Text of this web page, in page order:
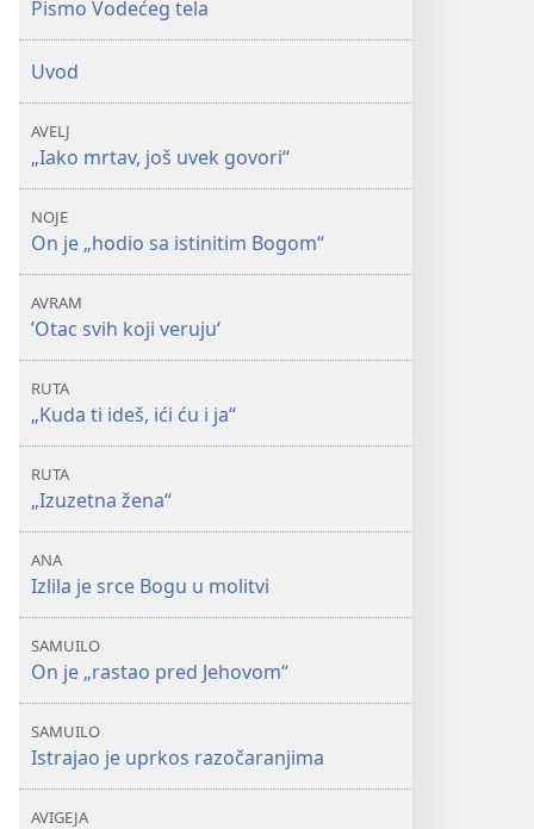
Pismo Vodećeg tela
Uvod
AVELJ
„Iako mrtav, još uvek govori“
NOJE
On je „hodio sa istinitim Bogom“
AVRAM
’Otac svih koji veruju‘
RUTA
„Kuda ti ideš, ići ću i ja“
RUTA
„Izuzetna žena“
ANA
Izlila je srce Bogu u molitvi
SAMUILO
On je „rastao pred Jehovom“
SAMUILO
Istrajao je uprkos razočaranjima
AVIGEJA